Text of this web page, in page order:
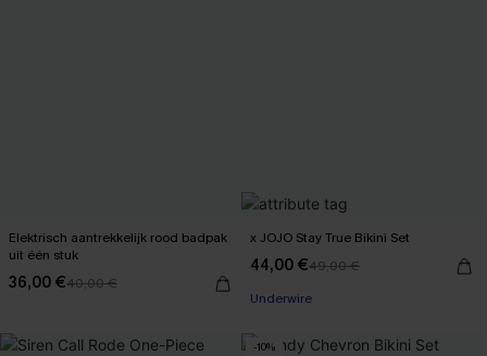
Elektrisch aantrekkelijk rood badpak
uit één stuk
36,00 €40,00 €
x JOJO Stay True Bikini Set
44,00 €49,00 €
【AG18】2 met 10% korting
Underwire
-10%